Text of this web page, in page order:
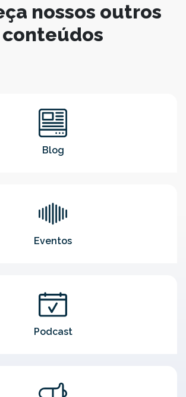
nossos outros
conteúdos
Blog
Eventos
Podcast